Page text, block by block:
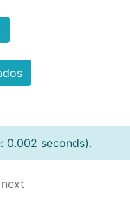
0.002 seconds).
next